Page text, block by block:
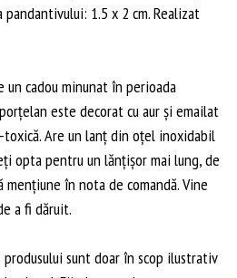
pandantivului: 1.5 x 2 cm. Realizat
cadou minunat în perioada
este decorat cu aur și emailat
Are un lanț din oțel inoxidabil
opta pentru un lănțișor mai lung, de
mențiune în nota de comandă. Vine
a fi dăruit.
sunt doar în scop ilustrativ